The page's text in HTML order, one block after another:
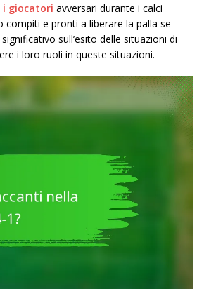
i giocatori avversari durante i calci
compiti e pronti a liberare la palla se
sull’esito delle situazioni di
i loro ruoli in queste situazioni.